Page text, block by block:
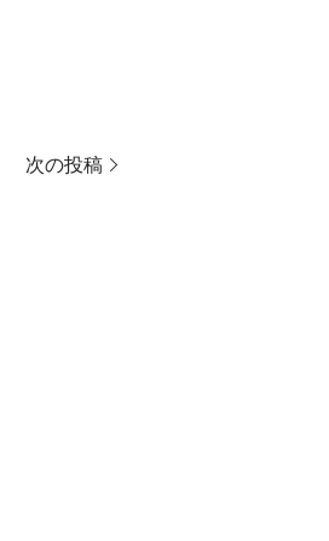
次の投稿